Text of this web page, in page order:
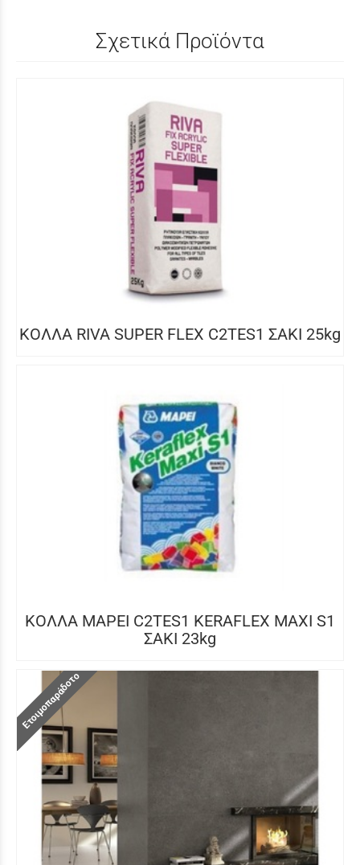
Σχετικά Προϊόντα
ΚΟΛΛΑ RIVA SUPER FLEX C2TES1 ΣΑΚΙ 25kg
ΚΟΛΛΑ MAPEI C2TES1 KERAFLEX MAXI S1
ΣΑΚΙ 23kg
Ετοιμοπαράδοτο